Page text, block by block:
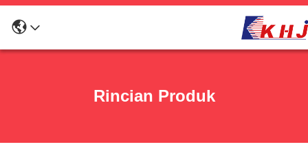
Rincian Produk